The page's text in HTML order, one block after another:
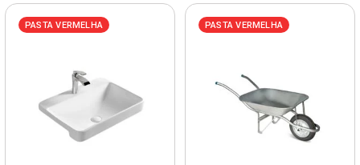
PASTA VERMELHA PASTA VERMELHA